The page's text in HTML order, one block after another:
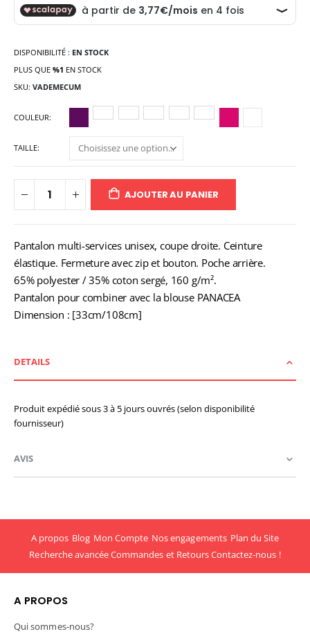
DISPONIBILITÉ : EN STOCK
PLUS QUE %1 EN STOCK
SKU VADEMECUM
COULEUR
TAILLE
AJOUTER AU PANIER
Pantalon multi-services unisex, coupe droite. Ceinture
élastique. Fermeture avec zip et bouton. Poche arrière.
65% polyester / 35% coton sergé, 160 g/m².
Pantalon pour combiner avec la blouse PANACEA
Dimension : [33cm/108cm]
DETAILS
Produit expédié sous 3 à 5 jours ouvrés (selon disponibilité
fournisseur)
AVIS
A propos Blog Mon Compte Nos engagements Plan du Site
Recherche avancéeCommandes et RetoursContactez-nous !
A PROPOS
Qui sommes-nous?